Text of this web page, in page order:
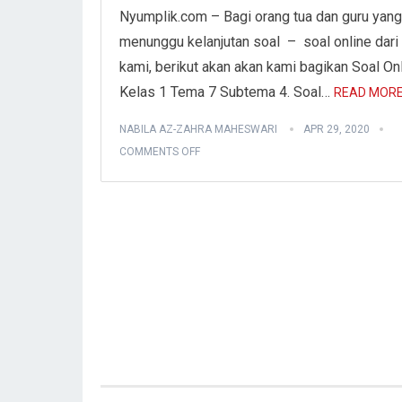
Nyumplik.com – Bagi orang tua dan guru yang
menunggu kelanjutan soal – soal online dari
kami, berikut akan akan kami bagikan Soal
Kelas 1 Tema 7 Subtema 4. Soal… READ
NABILA AZ-ZAHRA MAHESWARI
APR 29, 2020
COMMENTS OFF